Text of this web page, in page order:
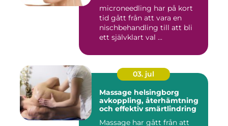
microneedling har på kort
tid gått från att vara en
nischbehandling till att bli
ett självklart val ...
03. jul
Massage helsingborg
avkoppling, återhämtning
och effektiv smärtlindring
Massage har gått från att